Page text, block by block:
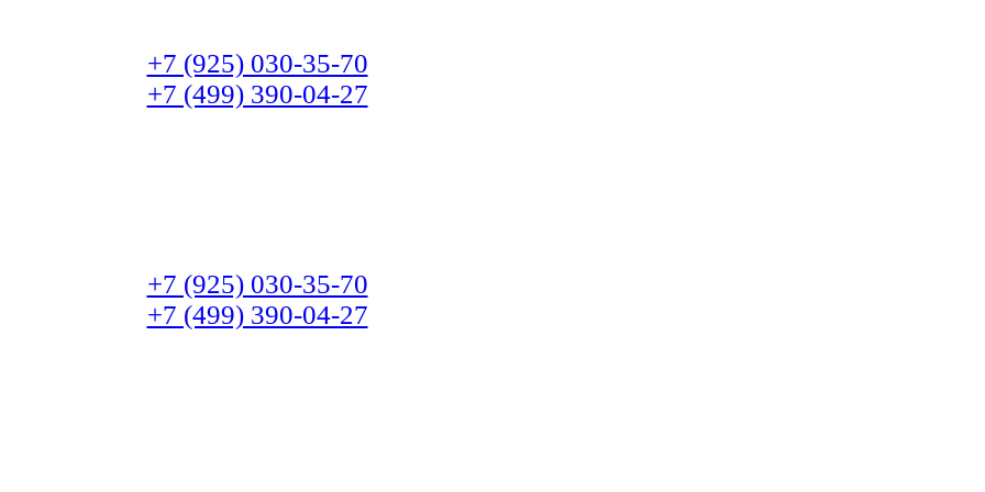
+7 (925) 030-35-70
+7 (499) 390-04-27
+7 (925) 030-35-70
+7 (499) 390-04-27